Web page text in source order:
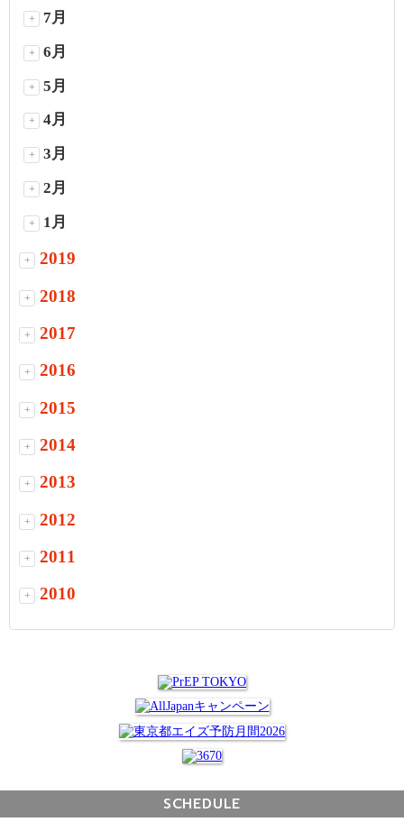
+ 7月
+ 6月
+ 5月
+ 4月
+ 3月
+ 2月
+ 1月
+ 2019
+ 2018
+ 2017
+ 2016
+ 2015
+ 2014
+ 2013
+ 2012
+ 2011
+ 2010
SCHEDULE